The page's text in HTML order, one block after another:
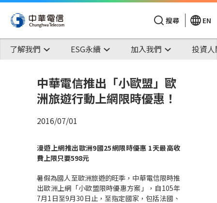
搜尋 EN
了解我們 ESG永續 加入我們 投資
中華電信推出「小歐盟」歐
洲旅遊行動上網限時優惠！
2016/07/01
漫遊上網推出歐洲9國25網限時優惠 1天最高收
費上限只要598元
暑假為國人至歐洲旅遊的旺季，中華電信限時推
出歐洲上網「小歐盟限時優惠方案」，自105年
7月1日至9月30日止，至指定國家，包括法國、